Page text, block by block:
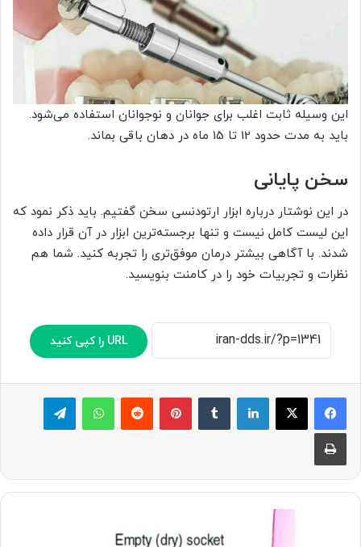
این وسیله ثابت اغلب برای جوانان و نوجوانان استفاده می‌شود.
باید به مدت حدود 12 تا 15 ماه در دهان باقی بماند.
سخن پایانی
در این نوشتار درباره ابزار ارتودنسی سخن گفتیم. باید ذکر نمود که
این لیست کامل نیست و تنها برجسته‌ترین ابزار در آن قرار داده
شدند. با آگاهی بیشتر درمان موفق‌تری را تجربه کنید. شما هم
نظرات و تجربیات خود را در کامنت بنویسید.
URL را کپی کنید
لینکدین ‫تامبلر پینترست‫رددیت واتس آپ تلگرام
چاپ